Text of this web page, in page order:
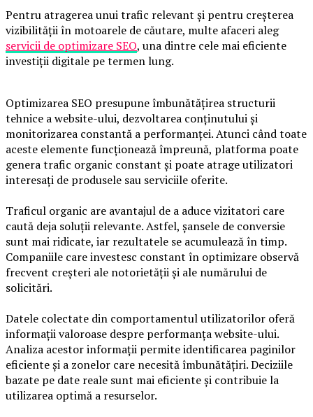
Pentru atragerea unui trafic relevant și pentru creșterea
vizibilității în motoarele de căutare, multe afaceri aleg
servicii de optimizare SEO, una dintre cele mai eficiente
investiții digitale pe termen lung.
Optimizarea SEO presupune îmbunătățirea structurii
tehnice a website-ului, dezvoltarea conținutului și
monitorizarea constantă a performanței. Atunci când toate
aceste elemente funcționează împreună, platforma poate
genera trafic organic constant și poate atrage utilizatori
interesați de produsele sau serviciile oferite.
Traficul organic are avantajul de a aduce vizitatori care
caută deja soluții relevante. Astfel, șansele de conversie
sunt mai ridicate, iar rezultatele se acumulează în timp.
Companiile care investesc constant în optimizare observă
frecvent creșteri ale notorietății și ale numărului de
solicitări.
Datele colectate din comportamentul utilizatorilor oferă
informații valoroase despre performanța website-ului.
Analiza acestor informații permite identificarea paginilor
eficiente și a zonelor care necesită îmbunătățiri. Deciziile
bazate pe date reale sunt mai eficiente și contribuie la
utilizarea optimă a resurselor.